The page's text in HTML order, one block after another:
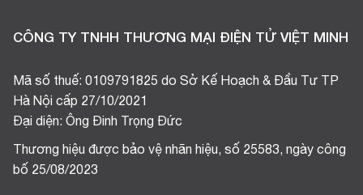
CÔNG TY TNHH THƯƠNG MẠI ĐIỆN TỬ VIỆT MINH
Mã số thuế: 0109791825 do Sở Kế Hoạch & Đầu Tư TP
Hà Nội cấp 27/10/2021
Đại diện: Ông Đinh Trọng Đức
Thương hiệu được bảo vệ nhãn hiệu, số 25583, ngày công
bố 25/08/2023